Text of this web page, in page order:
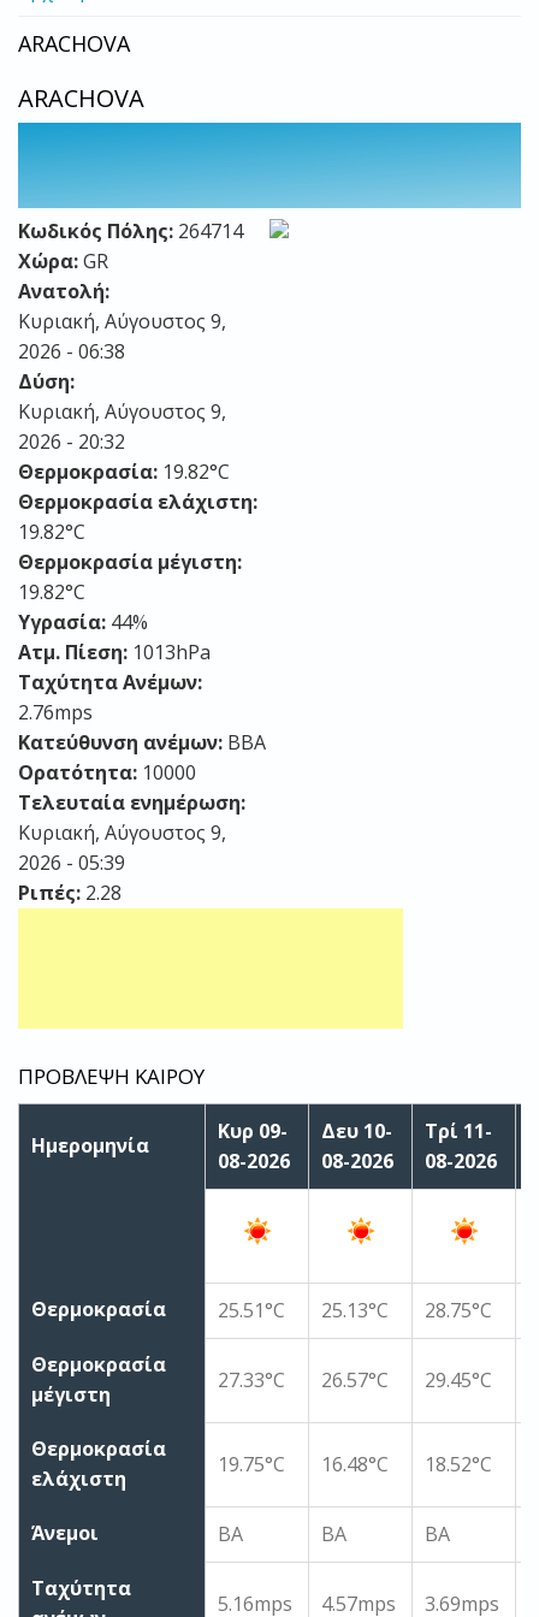
ARACHOVA
ARACHOVA
Κωδικός Πόλης: 264714
Χώρα:GR
Ανατολή:
Κυριακή, Αύγουστος 9,
2026 - 06:38
Δύση:
Κυριακή, Αύγουστος 9,
2026 - 20:32
Θερμοκρασία: 19.82°C
Θερμοκρασία ελάχιστη:
19.82°C
Θερμοκρασία μέγιστη:
19.82°C
Υγρασία: 44%
Ατμ. Πίεση: 1013hPa
Ταχύτητα Ανέμων:
2.76mps
Κατεύθυνση ανέμων: ΒΒΑ
Ορατότητα: 10000
Τελευταία ενημέρωση:
Κυριακή, Αύγουστος 9,
2026 - 05:39
Ριπές: 2.28
ΠΡΟΒΛΕΨΗ ΚΑΙΡΟΥ
Ημερομηνία
Κυρ 09-
08-2026
Δευ 10-
08-2026
Τρί 11-
08-2026
Θερμοκρασία 25.51°C 25.13°C 28.75°C
Θερμοκρασία
μέγιστη
27.33°C 26.57°C 29.45°C
Θερμοκρασία
ελάχιστη
19.75°C 16.48°C 18.52°C
Άνεμοι ΒΑ ΒΑ ΒΑ
Ταχύτητα
5.16mps 4.57mps 3.69mps